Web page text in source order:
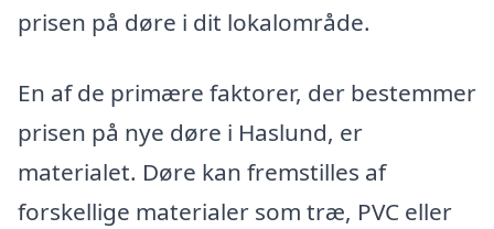
prisen på døre i dit lokalområde.
En af de primære faktorer, der bestemmer
prisen på nye døre i Haslund, er
materialet. Døre kan fremstilles af
forskellige materialer som træ, PVC eller